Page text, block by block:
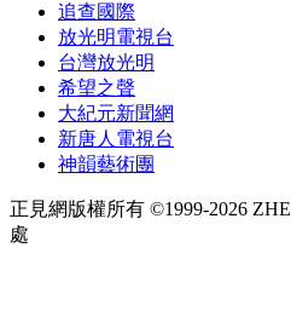
追查國際
放光明電視台
台灣放光明
希望之聲
大紀元新聞網
新唐人電視台
神韻藝術團
正見網版權所有 ©1999-2026
處